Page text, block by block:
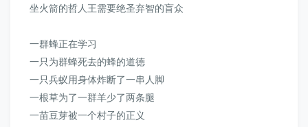
坐火箭的哲人王需要绝圣弃智的盲众
一群蜂正在学习
一只为群蜂死去的蜂的道德
一只兵蚁用身体炸断了一串人脚
一根草为了一群羊少了两条腿
一苗豆芽被一个村子的正义